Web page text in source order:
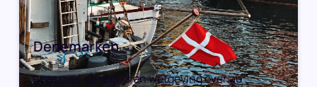
Denemarken
Lees over de regels en wetgeving over au